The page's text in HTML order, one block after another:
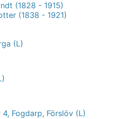
(1828 - 1915)
(1838 - 1921)
(L)
4, Fogdarp, Förslöv (L)